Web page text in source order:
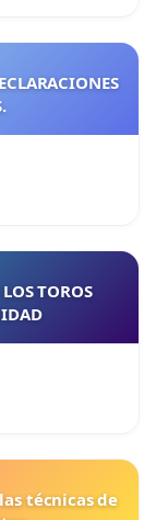
TOROS
técnicas de